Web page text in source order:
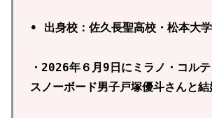
• 出身校：佐久長聖高校・松本大学
・2026年６月9日にミラノ・コル
スノーボード男子戸塚優斗さんと